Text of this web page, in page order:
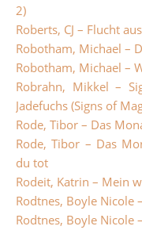
2)
Roberts, CJ – Flucht
Robotham, Michael –
Robotham, Michael –
Robrahn, Mikkel –
Jadefuchs (Signs of
Rode, Tibor – Das
Rode, Tibor – Das
du tot
Rodeit, Katrin – Mein
Rodtnes, Boyle Nicole
Rodtnes, Boyle Nicole